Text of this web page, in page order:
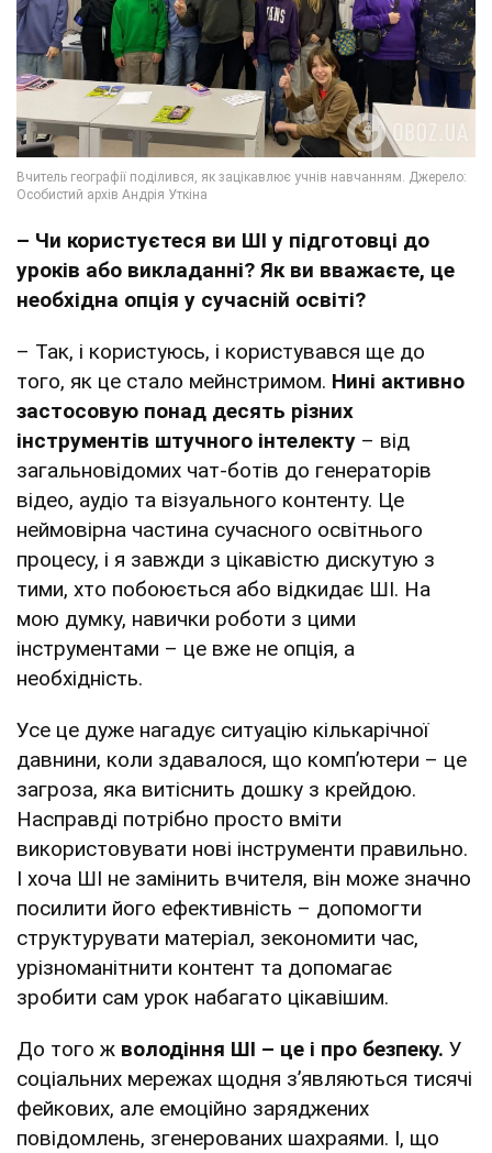
– Чи користуєтеся ви ШІ у підготовці до
уроків або викладанні? Як ви вважаєте, це
необхідна опція у сучасній освіті?
– Так, і користуюсь, і користувався ще до
того, як це стало мейнстримом. Нині активно
застосовую понад десять різних
інструментів штучного інтелекту – від
загальновідомих чат-ботів до генераторів
відео, аудіо та візуального контенту. Це
неймовірна частина сучасного освітнього
процесу, і я завжди з цікавістю дискутую з
тими, хто побоюється або відкидає ШІ. На
мою думку, навички роботи з цими
інструментами – це вже не опція, а
необхідність.
Усе це дуже нагадує ситуацію кількарічної
давнини, коли здавалося, що комп’ютери – це
загроза, яка витіснить дошку з крейдою.
Насправді потрібно просто вміти
використовувати нові інструменти правильно.
І хоча ШІ не замінить вчителя, він може значно
посилити його ефективність – допомогти
структурувати матеріал, зекономити час,
урізноманітнити контент та допомагає
зробити сам урок набагато цікавішим.
До того ж володіння ШІ – це і про безпеку. У
соціальних мережах щодня з’являються тисячі
фейкових, але емоційно заряджених
повідомлень, згенерованих шахраями. І, що